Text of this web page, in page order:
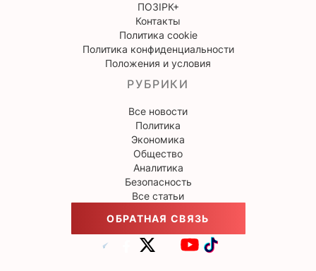
ПОЗІРК+
Контакты
Политика cookie
Политика конфиденциальности
Положения и условия
РУБРИКИ
Все новости
Политика
Экономика
Общество
Аналитика
Безопасность
Все статьи
ОБРАТНАЯ СВЯЗЬ